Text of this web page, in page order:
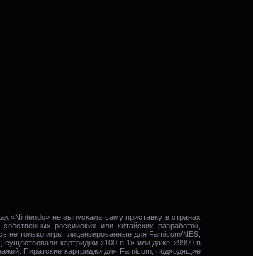
«Nintendo» не выпускала саму приставку в странах
российских или китайских разработок,
не только игры, лицензированные для Famicom/NES,
картриджи «100 в 1» или даже «9999 в
Пиратские картриджи для Famicom, подходящие